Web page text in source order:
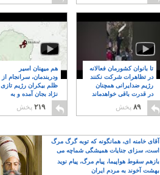
هم میهنان اسیر
ودربندمان، سرانجام از
ظلم بیکران رژیم تازی
نژاد بجان آمده و به
۲۱۹ پخش
تا بانوان کشورمان فعالانه
در تظاهرات شرکت نکنند
رژیم ضدایرانی همچنان
در قدرت باقی خواهدماند
۸
۸۹ پخش
آقای خامنه ای، همانگونه که توبه گرگ مرگ
است، سزای جنایات همیشگی شماچه می
تواند باشد؟!
بازهم سقوط هواپیما، پیام مرگ، پیام نوید
بهشت آخوند به مردم ایران